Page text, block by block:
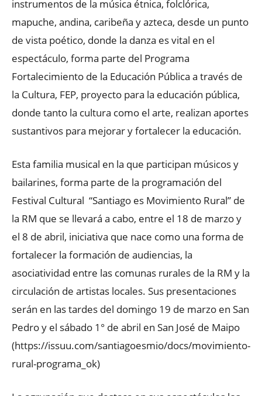
instrumentos de la música étnica, folclórica,
mapuche, andina, caribeña y azteca, desde un punto
de vista poético, donde la danza es vital en el
espectáculo, forma parte del Programa
Fortalecimiento de la Educación Pública a través de
la Cultura, FEP, proyecto para la educación pública,
donde tanto la cultura como el arte, realizan aportes
sustantivos para mejorar y fortalecer la educación.
Esta familia musical en la que participan músicos y
bailarines, forma parte de la programación del
Festival Cultural “Santiago es Movimiento Rural” de
la RM que se llevará a cabo, entre el 18 de marzo y
el 8 de abril, iniciativa que nace como una forma de
fortalecer la formación de audiencias, la
asociatividad entre las comunas rurales de la RM y la
circulación de artistas locales. Sus presentaciones
serán en las tardes del domingo 19 de marzo en San
Pedro y el sábado 1° de abril en San José de Maipo
(https://issuu.com/santiagoesmio/docs/movimiento-
rural-programa_ok)